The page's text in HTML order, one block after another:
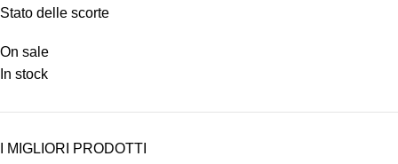
Stato delle scorte
On sale
In stock
I MIGLIORI PRODOTTI